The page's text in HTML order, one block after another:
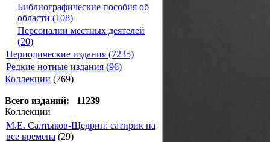
Библиографические пособия об
области (108)
Персоналии местных деятелей
(20)
Периодические издания (7235)
Редкие нотные издания (96)
Коллекции (769)
Всего изданий: 11239
Коллекции
М.Е. Салтыков-Щедрин: сатирик на
все времена (29)